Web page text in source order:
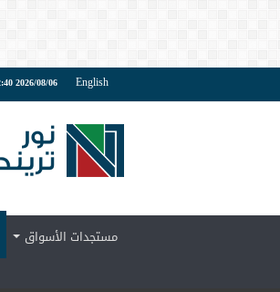
English 2026/08/06 12:40 مساءً ، الإمارات العربية
مستجدات الأسواق